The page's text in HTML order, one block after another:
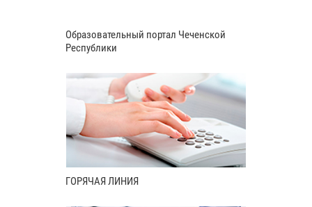
Образовательный портал Чеченской
Республики
ГОРЯЧАЯ ЛИНИЯ